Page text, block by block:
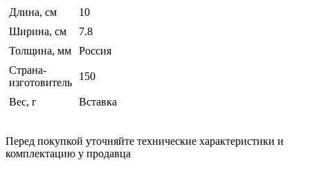
Длина, см
10
Ширина, см
7.8
Толщина, мм
Россия
Страна-
изготовитель
150
Вес, г Вставка
Перед покупкой уточняйте технические характеристики и
комплектацию у продавца